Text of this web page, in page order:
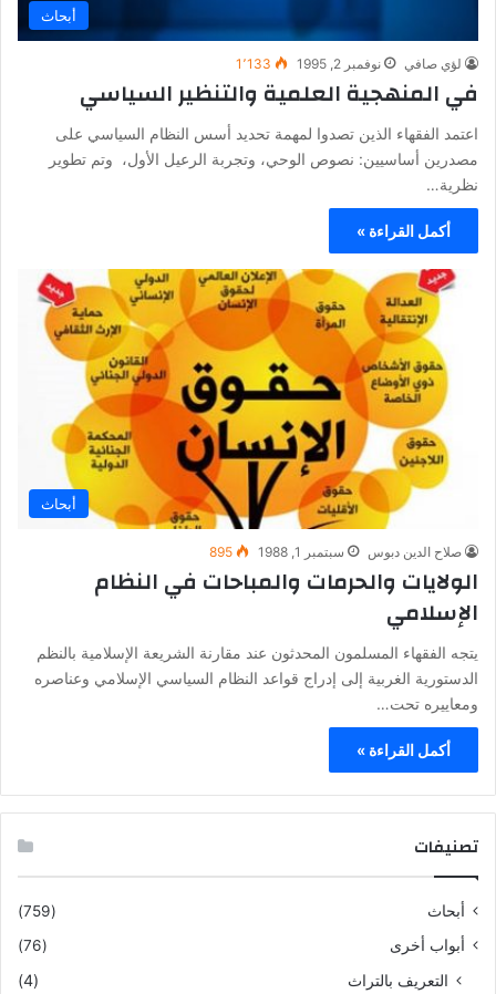
أبحاث
لؤي صافي نوفمبر 2, 1995 1٬133
في المنهجية العلمية والتنظير السياسي
اعتمد الفقهاء الذين تصدوا لمهمة تحديد أسس النظام السياسي على
مصدرين أساسيين: نصوص الوحي، وتجربة الرعيل الأول، وتم تطوير
نظرية…
أكمل القراءة »
أبحاث
صلاح الدين دبوس سبتمبر 1, 1988 895
الولايات والحرمات والمباحات في النظام
الإسلامي
يتجه الفقهاء المسلمون المحدثون عند مقارنة الشريعة الإسلامية بالنظم
الدستورية الغربية إلى إدراج قواعد النظام السياسي الإسلامي وعناصره
ومعاييره تحت…
أكمل القراءة »
تصنيفات
أبحاث
(759)
أبواب أخرى
(76)
التعريف بالتراث (4)